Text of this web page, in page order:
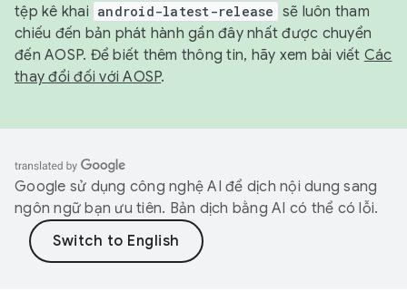
tệp kê khai android-latest-release sẽ luôn tham
chiếu đến bản phát hành gần đây nhất được chuyển
đến AOSP. Để biết thêm thông tin, hãy xem bài viết Các
thay đổi đối với AOSP.
Google sử dụng công nghệ AI để dịch nội dung sang
ngôn ngữ bạn ưu tiên. Bản dịch bằng AI có thể có lỗi.